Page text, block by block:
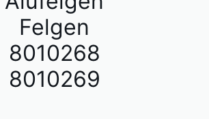
Felgen
8010268
8010269